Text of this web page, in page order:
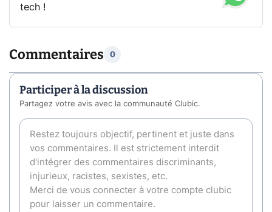
tech !
Commentaires 0
Participer à la discussion
Partagez votre avis avec la communauté Clubic.